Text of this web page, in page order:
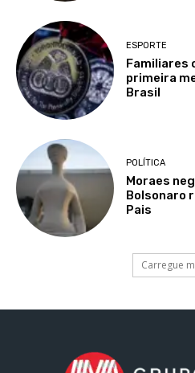
ESPORTE
Familiares
primeira
Brasil
POLÍTICA
Moraes
Bolsonaro
Pais
Carregue